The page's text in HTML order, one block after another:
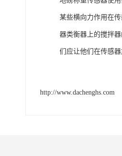
某些横向力作用在
器类衡器上的搅拌
们应让他们在传感
http://www.dachenghs.com